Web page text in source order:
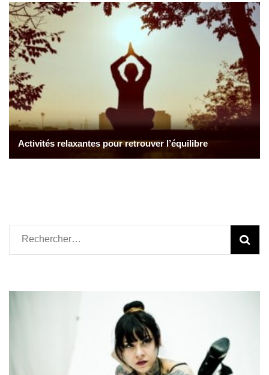
Activités relaxantes pour retrouver l’équilibre
Rechercher :